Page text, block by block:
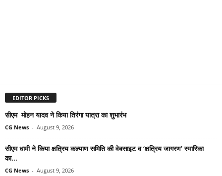
EDITOR PICKS
सीएम मोहन यादव ने किया तिरंगा यात्रा का शुभारंभ
CG News - August 9, 2026
सीएम धामी ने किया क्षत्रिय कल्याण समिति की वेबसाइट व ‘क्षत्रिय जागरण’ स्मारिका
का...
CG News - August 9, 2026